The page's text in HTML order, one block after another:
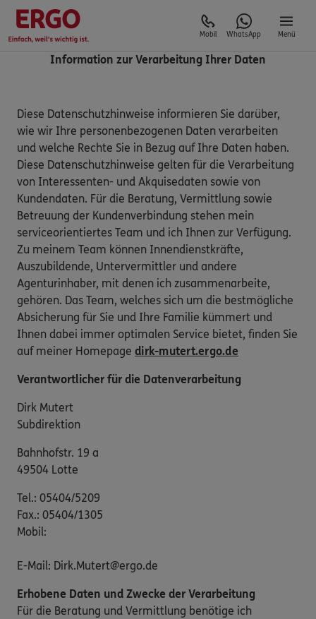
Mobil WhatsApp Menü
Information zur Verarbeitung Ihrer Daten
Diese Datenschutzhinweise informieren Sie darüber,
wie wir Ihre personenbezogenen Daten verarbeiten
und welche Rechte Sie in Bezug auf Ihre Daten haben.
Diese Datenschutzhinweise gelten für die Verarbeitung
von Interessenten- und Akquisedaten sowie von
Kundendaten. Für die Beratung, Vermittlung sowie
Betreuung der Kundenverbindung stehen mein
serviceorientiertes Team und ich Ihnen zur Verfügung.
Zu meinem Team können Innendienstkräfte,
Auszubildende, Untervermittler und andere
Agenturinhaber, mit denen ich zusammenarbeite,
gehören. Das Team, welches sich um die bestmögliche
Absicherung für Sie und Ihre Familie kümmert und
Ihnen dabei immer optimalen Service bietet, finden Sie
auf meiner Homepage dirk-mutert.ergo.de
Verantwortlicher für die Datenverarbeitung
Dirk Mutert
Subdirektion
Bahnhofstr. 19 a
49504 Lotte
Tel.: 05404/5209
Fax.: 05404/1305
Mobil:
E-Mail: Dirk.Mutert@ergo.de
Erhobene Daten und Zwecke der Verarbeitung
Für die Beratung und Vermittlung benötige ich